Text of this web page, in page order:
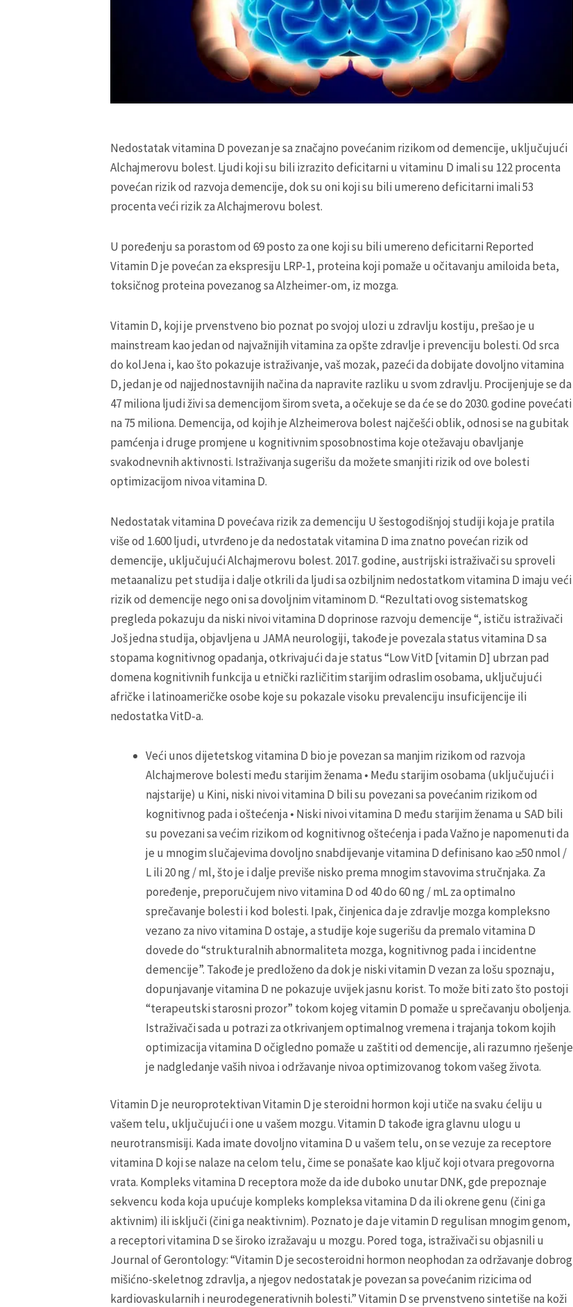
Nedostatak vitamina D povezan je sa značajno povećanim rizikom od demencije, uključujući
Alchajmerovu bolest. Ljudi koji su bili izrazito deficitarni u vitaminu D imali su 122 procenta
povećan rizik od razvoja demencije, dok su oni koji su bili umereno deficitarni imali 53
procenta veći rizik za Alchajmerovu bolest.
U poređenju sa porastom od 69 posto za one koji su bili umereno deficitarni Reported
Vitamin D je povećan za ekspresiju LRP-1, proteina koji pomaže u očitavanju amiloida beta,
toksičnog proteina povezanog sa Alzheimer-om, iz mozga.
Vitamin D, koji je prvenstveno bio poznat po svojoj ulozi u zdravlju kostiju, prešao je u
mainstream kao jedan od najvažnijih vitamina za opšte zdravlje i prevenciju bolesti. Od srca
do kolJena i, kao što pokazuje istraživanje, vaš mozak, pazeći da dobijate dovoljno vitamina
D, jedan je od najjednostavnijih načina da napravite razliku u svom zdravlju. Procijenjuje se da
47 miliona ljudi živi sa demencijom širom sveta, a očekuje se da će se do 2030. godine povećati
na 75 miliona. Demencija, od kojih je Alzheimerova bolest najčešći oblik, odnosi se na gubitak
pamćenja i druge promjene u kognitivnim sposobnostima koje otežavaju obavljanje
svakodnevnih aktivnosti. Istraživanja sugerišu da možete smanjiti rizik od ove bolesti
optimizacijom nivoa vitamina D.
Nedostatak vitamina D povećava rizik za demenciju U šestogodišnjoj studiji koja je pratila
više od 1.600 ljudi, utvrđeno je da nedostatak vitamina D ima znatno povećan rizik od
demencije, uključujući Alchajmerovu bolest. 2017. godine, austrijski istraživači su sproveli
metaanalizu pet studija i dalje otkrili da ljudi sa ozbiljnim nedostatkom vitamina D imaju veći
rizik od demencije nego oni sa dovoljnim vitaminom D. “Rezultati ovog sistematskog
pregleda pokazuju da niski nivoi vitamina D doprinose razvoju demencije “, ističu istraživači
Još jedna studija, objavljena u JAMA neurologiji, takođe je povezala status vitamina D sa
stopama kognitivnog opadanja, otkrivajući da je status “Low VitD [vitamin D] ubrzan pad
domena kognitivnih funkcija u etnički različitim starijim odraslim osobama, uključujući
afričke i latinoameričke osobe koje su pokazale visoku prevalenciju insuficijencije ili
nedostatka VitD-a.
Veći unos dijetetskog vitamina D bio je povezan sa manjim rizikom od razvoja
Alchajmerove bolesti među starijim ženama • Među starijim osobama (uključujući i
najstarije) u Kini, niski nivoi vitamina D bili su povezani sa povećanim rizikom od
kognitivnog pada i oštećenja • Niski nivoi vitamina D među starijim ženama u SAD bili
su povezani sa većim rizikom od kognitivnog oštećenja i pada Važno je napomenuti da
je u mnogim slučajevima dovoljno snabdijevanje vitamina D definisano kao ≥50 nmol /
L ili 20 ng / ml, što je i dalje previše nisko prema mnogim stavovima stručnjaka. Za
poređenje, preporučujem nivo vitamina D od 40 do 60 ng / mL za optimalno
sprečavanje bolesti i kod bolesti. Ipak, činjenica da je zdravlje mozga kompleksno
vezano za nivo vitamina D ostaje, a studije koje sugerišu da premalo vitamina D
dovede do “strukturalnih abnormaliteta mozga, kognitivnog pada i incidentne
demencije”. Takođe je predloženo da dok je niski vitamin D vezan za lošu spoznaju,
dopunjavanje vitamina D ne pokazuje uvijek jasnu korist. To može biti zato što postoji
“terapeutski starosni prozor” tokom kojeg vitamin D pomaže u sprečavanju oboljenja.
Istraživači sada u potrazi za otkrivanjem optimalnog vremena i trajanja tokom kojih
optimizacija vitamina D očigledno pomaže u zaštiti od demencije, ali razumno rješenje
je nadgledanje vaših nivoa i održavanje nivoa optimizovanog tokom vašeg života.
Vitamin D je neuroprotektivan Vitamin D je steroidni hormon koji utiče na svaku ćeliju u
vašem telu, uključujući i one u vašem mozgu. Vitamin D takođe igra glavnu ulogu u
neurotransmisiji. Kada imate dovoljno vitamina D u vašem telu, on se vezuje za receptore
vitamina D koji se nalaze na celom telu, čime se ponašate kao ključ koji otvara pregovorna
vrata. Kompleks vitamina D receptora može da ide duboko unutar DNK, gde prepoznaje
sekvencu koda koja upućuje kompleks kompleksa vitamina D da ili okrene genu (čini ga
aktivnim) ili isključi (čini ga neaktivnim). Poznato je da je vitamin D regulisan mnogim genom,
a receptori vitamina D se široko izražavaju u mozgu. Pored toga, istraživači su objasnili u
Journal of Gerontology: “Vitamin D je secosteroidni hormon neophodan za održavanje dobrog
mišićno-skeletnog zdravlja, a njegov nedostatak je povezan sa povećanim rizicima od
kardiovaskularnih i neurodegenerativnih bolesti.” Vitamin D se prvenstveno sintetiše na koži